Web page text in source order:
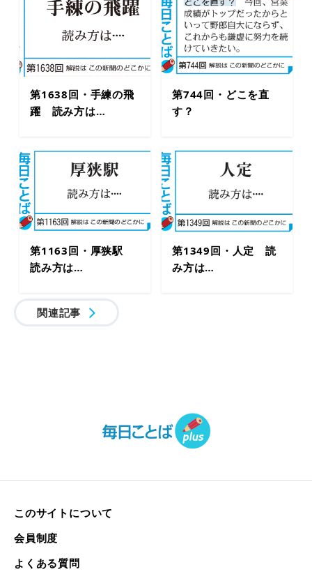
第1638回・手練の飛
躍 読み方は…
第744回・どこを直
す？
第1163回・厚狭駅
読み方は…
第1349回・人定 読
み方は…
関連記事
このサイトについて
会員制度
よくある質問